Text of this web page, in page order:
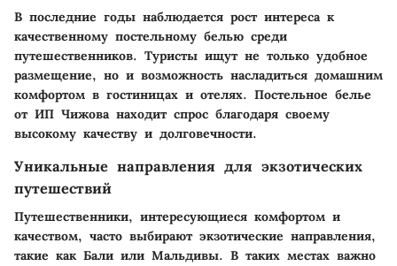
В последние годы наблюдается рост интереса к
качественному постельному белью среди
путешественников. Туристы ищут не только удобное
размещение, но и возможность насладиться домашним
комфортом в гостиницах и отелях. Постельное белье
от ИП Чижова находит спрос благодаря своему
высокому качеству и долговечности.
Уникальные направления для экзотических
путешествий
Путешественники, интересующиеся комфортом и
качеством, часто выбирают экзотические направления,
такие как Бали или Мальдивы. В таких местах важно